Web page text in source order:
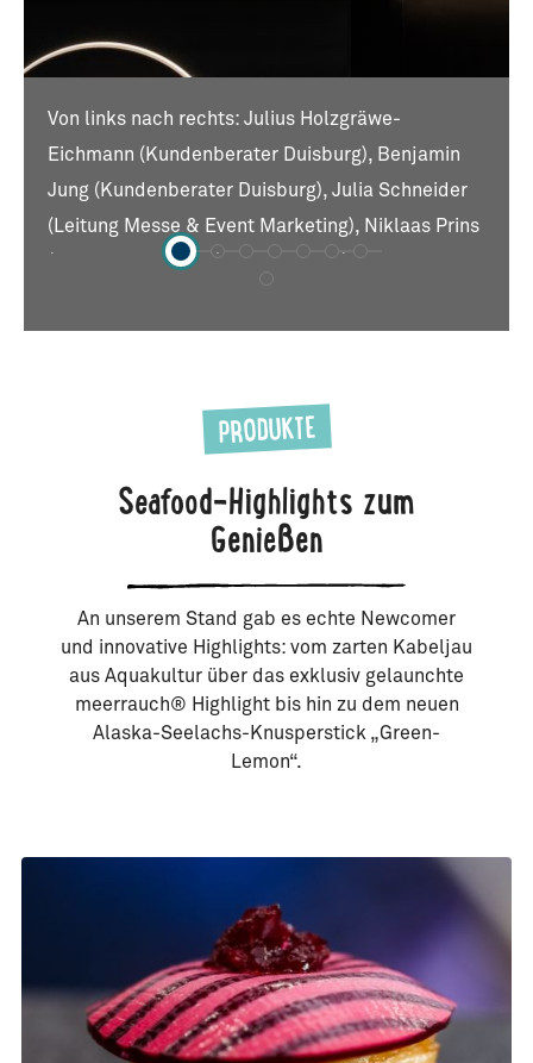
Von links nach rechts: Julius Holzgräwe-
Eichmann (Kundenberater Duisburg), Benjamin
Jung (Kundenberater Duisburg), Julia Schneider
(Leitung Messe & Event Marketing), Niklaas Prins
(Produktentwickler), Denis Soylu (Kundenberater
Gastronomie), Martin Schwieger (Kundenberater
PRODUKTE
Seafood-Highlights zum
Genießen
An unserem Stand gab es echte Newcomer
und innovative Highlights: vom zarten Kabeljau
aus Aquakultur über das exklusiv gelaunchte
meerrauch® Highlight bis hin zu dem neuen
Alaska-Seelachs-Knusperstick „Green-
Lemon“.